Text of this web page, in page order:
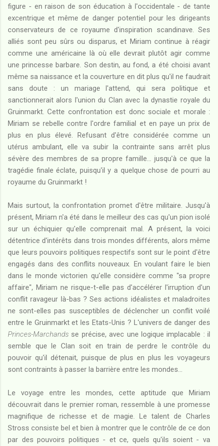
figure - en raison de son éducation à l'occidentale - de tante
excentrique et même de danger potentiel pour les dirigeants
conservateurs de ce royaume d'inspiration scandinave. Ses
alliés sont peu sûrs ou disparus, et Miriam continue à réagir
comme une américaine là où elle devrait plutôt agir comme
une princesse barbare. Son destin, au fond, a été choisi avant
même sa naissance et la couverture en dit plus qu'il ne faudrait
sans doute : un mariage l'attend, qui sera politique et
sanctionnerait alors l'union du Clan avec la dynastie royale du
Gruinmarkt. Cette confrontation est donc sociale et morale :
Miriam se rebelle contre l'ordre familial et en paye un prix de
plus en plus élevé. Refusant d'être considérée comme un
utérus ambulant, elle va subir la contrainte sans arrêt plus
sévère des membres de sa propre famille... jusqu'à ce que la
tragédie finale éclate, puisqu'il y a quelque chose de pourri au
royaume du Gruinmarkt !
Mais surtout, la confrontation promet d'être militaire. Jusqu'à
présent, Miriam n'a été dans le meilleur des cas qu'un pion isolé
sur un échiquier qu'elle comprenait mal. A présent, la voici
détentrice d'intérêts dans trois mondes différents, alors même
que leurs pouvoirs politiques respectifs sont sur le point d'être
engagés dans des conflits nouveaux. En voulant faire le bien
dans le monde victorien qu'elle considère comme "sa propre
affaire", Miriam ne risque-t-elle pas d'accélérer l'irruption d'un
conflit ravageur là-bas ? Ses actions idéalistes et maladroites
ne sont-elles pas susceptibles de déclencher un conflit voilé
entre le Gruinmarkt et les Etats-Unis ? L'univers de danger des
Princes-Marchands se précise, avec une logique implacable : il
semble que le Clan soit en train de perdre le contrôle du
pouvoir qu'il détenait, puisque de plus en plus les voyageurs
sont contraints à passer la barrière entre les mondes...
Le voyage entre les mondes, cette aptitude que Miriam
découvrait dans le premier roman, ressemble à une promesse
magnifique de richesse et de magie. Le talent de Charles
Stross consiste bel et bien à montrer que le contrôle de ce don
par des pouvoirs politiques - et ce, quels qu'ils soient - va